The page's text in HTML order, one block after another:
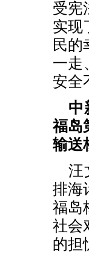
受宪
实现
民的
一走
安全
中
福岛
输送
汪
排海
福岛
社会
的担